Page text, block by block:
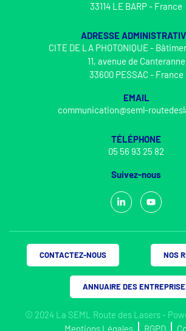
33114 LE BARP - France
ADRESSE
CITE DE LA PHOTONIQUE -
11, avenue de Canteranne
33600 PESSAC - France
EMAIL
communication@seml-
TÉLÉPHONE
05 56 93 25 82
Suivez-nous
© 2024 La SEML Route des Lasers -
Mentions Légales
RGPD
CONTACTEZ-NOUS NOS
ANNUAIRE DES